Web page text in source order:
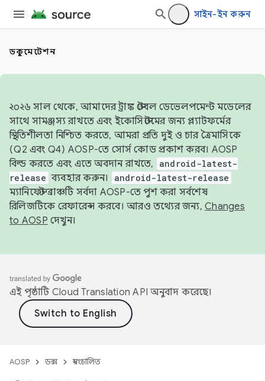
সাইন-ইন করুন
ডকুমেন্টেশন
২০২৬ সাল থেকে, আমাদের ট্রাঙ্ক স্টেবল ডেভেলপমেন্ট মডেলের
সাথে সামঞ্জস্য রাখতে এবং ইকোসিস্টেমের জন্য প্ল্যাটফর্মের
স্থিতিশীলতা নিশ্চিত করতে, আমরা প্রতি দুই ও চার ত্রৈমাসিকে
(Q2 এবং Q4) AOSP-তে সোর্স কোড প্রকাশ করব। AOSP
বিল্ড করতে এবং এতে অবদান রাখতে,
android-latest-
release ব্যবহার করুন। android-latest-release
ম্যানিফেস্ট ব্রাঞ্চটি সর্বদা AOSP-তে পুশ করা সর্বশেষ
রিলিজটিকে রেফারেন্স করবে। আরও তথ্যের জন্য, Changes
to AOSP দেখুন।
এই পৃষ্ঠাটি Cloud Translation API অনুবাদ করেছে।
AOSP ডক্স স্বয়ংচালিত